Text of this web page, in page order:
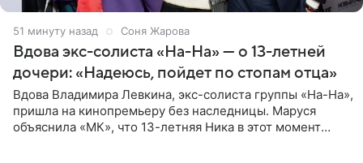
51 минуту назад Соня Жарова
Вдова экс-солиста «На-На» — о 13-летней
дочери: «Надеюсь, пойдет по стопам отца»
Вдова Владимира Левкина, экс-солиста группы «На-На»,
пришла на кинопремьеру без наследницы. Маруся
объяснила «МК», что 13-летняя Ника в этот момент